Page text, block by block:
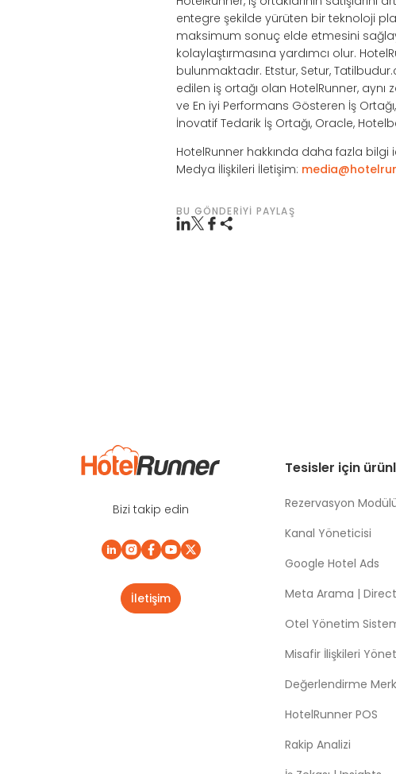
entegre şekilde yürüten bir teknoloji
maksimum sonuç elde etmesini
kolaylaştırmasına yardımcı olur.
bulunmaktadır. Etstur, Setur,
edilen iş ortağı olan HotelRunner, aynı
ve En iyi Performans Gösteren İş
İnovatif Tedarik İş Ortağı, Oracle,
HotelRunner hakkında daha fazla bilgi
Medya İlişkileri İletişim:
BU GÖNDERIYI PAYLAŞ
Bizi takip edin
İletişim
Tesisler için
Rezervasyon
Kanal Yöneticisi
Google Hotel Ads
Meta Arama |
Otel Yönetim
Misafir İlişkileri
Değerlendirme
HotelRunner POS
Rakip Analizi